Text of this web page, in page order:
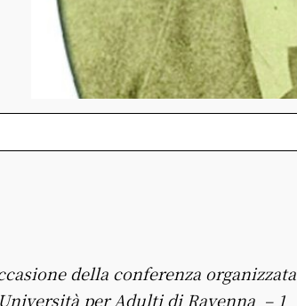
della conferenza organizzata
per Adulti di Ravenna – 1